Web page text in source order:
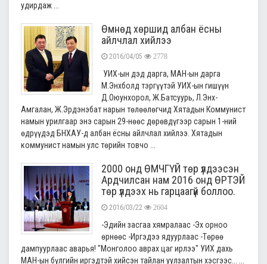
удирдаж ...
Өмнөд хөршид албан ёсны
айлчлал хийлээ
2016/04/05 2778
УИХ-ын дэд дарга, МАН-ын дарга
М.Энхболд тэргүүтэй УИХ-ын гишүүн
Д.Оюунхорол, Ж.Батсуурь, Л.Энх-
Амгалан, Ж.Эрдэнэбат нарын төлөөлөгчид Хятадын Коммунист
намын урилгаар энэ сарын 29-нөөс дөрөвдүгээр сарын 1-ний
өдрүүдэд БНХАУ-д албан ёсны айлчлал хийлээ. Хятадын
коммунист намын улс төрийн товчо ...
2000 онд ӨМЧГҮЙ төр үлдээсэн
Ардчилсан нам 2016 онд ӨРТЭЙ
төр үлдээх нь гарцаагүй боллоо.
2016/03/22 2604
-Эдийн засгаа хямралаас -Эх орноо
өрнөөс -Иргэдээ ядуурлаас -Төрөө
дампуурлаас аварья! "Монголоо аврах цаг ирлээ" УИХ дахь
МАН-ын бүлгийн иргэдтэй хийсэн тайлан уулзалтын хэсгээс... ...